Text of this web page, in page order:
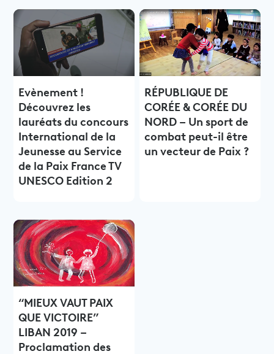
Evènement !
Découvrez les
lauréats du concours
International de la
Jeunesse au Service
de la Paix France TV
UNESCO Edition 2
RÉPUBLIQUE DE
CORÉE & CORÉE DU
NORD – Un sport de
combat peut-il être
un vecteur de Paix ?
“MIEUX VAUT PAIX
QUE VICTOIRE”
LIBAN 2019 –
Proclamation des